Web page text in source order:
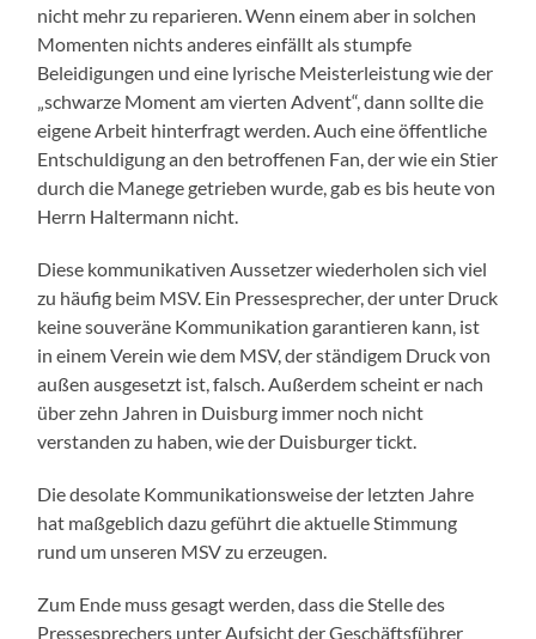
nicht mehr zu reparieren. Wenn einem aber in solchen
Momenten nichts anderes einfällt als stumpfe
Beleidigungen und eine lyrische Meisterleistung wie der
„schwarze Moment am vierten Advent“, dann sollte die
eigene Arbeit hinterfragt werden. Auch eine öffentliche
Entschuldigung an den betroffenen Fan, der wie ein Stier
durch die Manege getrieben wurde, gab es bis heute von
Herrn Haltermann nicht.
Diese kommunikativen Aussetzer wiederholen sich viel
zu häufig beim MSV. Ein Pressesprecher, der unter Druck
keine souveräne Kommunikation garantieren kann, ist
in einem Verein wie dem MSV, der ständigem Druck von
außen ausgesetzt ist, falsch. Außerdem scheint er nach
über zehn Jahren in Duisburg immer noch nicht
verstanden zu haben, wie der Duisburger tickt.
Die desolate Kommunikationsweise der letzten Jahre
hat maßgeblich dazu geführt die aktuelle Stimmung
rund um unseren MSV zu erzeugen.
Zum Ende muss gesagt werden, dass die Stelle des
Pressesprechers unter Aufsicht der Geschäftsführer